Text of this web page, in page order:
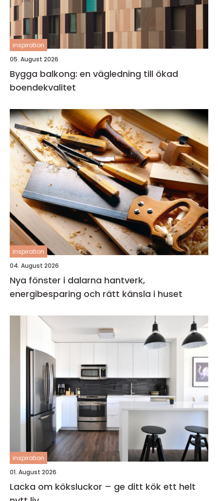
inspiration
05. August 2026
Bygga balkong: en vägledning till ökad
boendekvalitet
inspiration
04. August 2026
Nya fönster i dalarna hantverk,
energibesparing och rätt känsla i huset
inspiration
01. August 2026
Lacka om köksluckor – ge ditt kök ett helt